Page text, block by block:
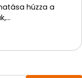
húzza a